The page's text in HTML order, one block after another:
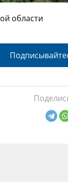
области